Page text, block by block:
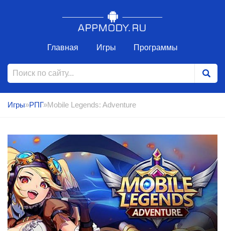
Главная Игры Программы
Игры»РПГ»Mobile Legends: Adventure